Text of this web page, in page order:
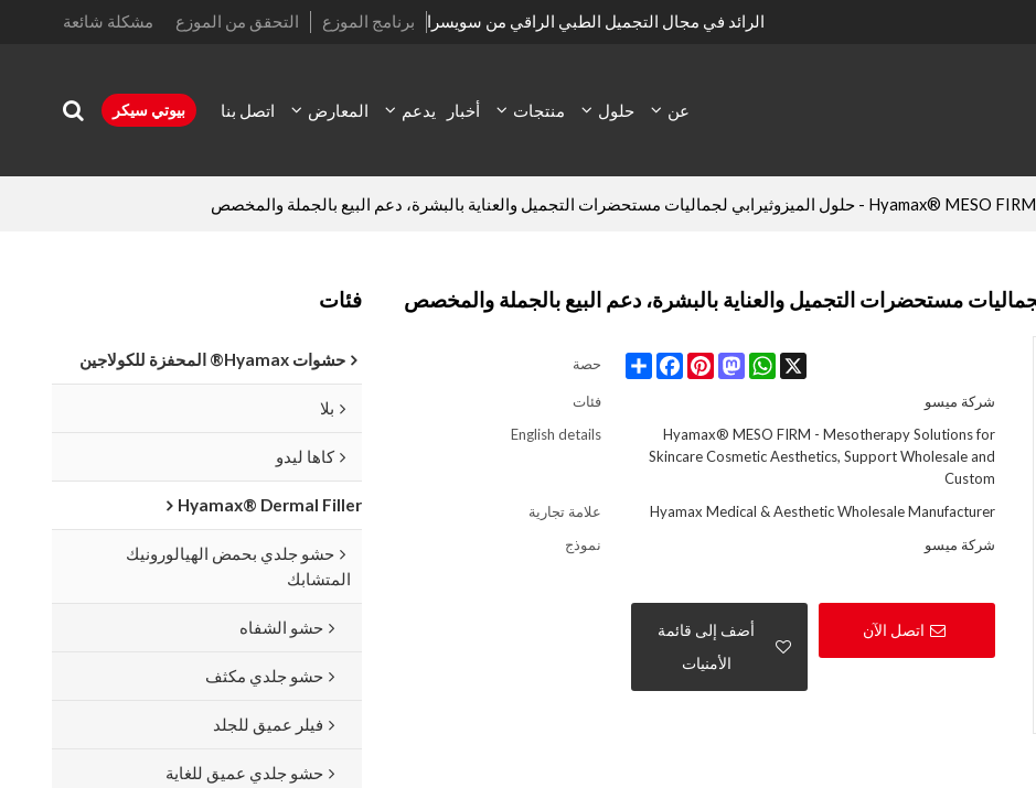
الرائد في مجال التجميل الطبي الراقي من سويسرا برنامج الموزع التحقق من الموزع مشكلة شائعة
عن حلول منتجات أخبار يدعم المعارض اتصل بنا بيوتي سيكر
Hyamax® MESO FIRM - حلول الميزوثيرابي لجماليات مستحضرات التجميل والعناية بالبشرة، دعم البيع بالجملة والمخصص
فئات
حشوات Hyamax® المحفزة للكولاجين
بلا
كاها ليدو
Hyamax® Dermal Filler
حشو جلدي بحمض الهيالورونيك
المتشابك
حشو الشفاه
حشو جلدي مكثف
فيلر عميق للجلد
حشو جلدي عميق للغاية
حصة Share
FacebookPinterest
Mastodon
WhatsApp X
فئات
شركة ميسو
English details
Hyamax® MESO FIRM - Mesotherapy Solutions for
Skincare Cosmetic Aesthetics, Support Wholesale and
Custom
علامة تجارية
Hyamax Medical & Aesthetic Wholesale Manufacturer
نموذج
شركة ميسو
اتصل الآن
أضف إلى قائمة
الأمنيات